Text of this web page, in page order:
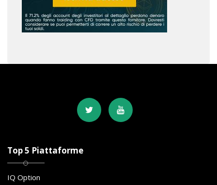
Top 5 Piattaforme
IQ Option